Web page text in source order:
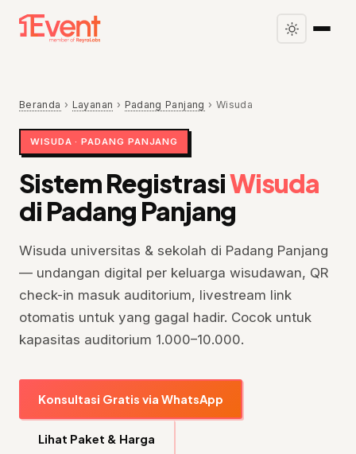
Beranda › Layanan › Padang Panjang › Wisuda
WISUDA · PADANG PANJANG
Sistem RegistrasiWisuda
di Padang Panjang
Wisuda universitas & sekolah di Padang Panjang
— undangan digital per keluarga wisudawan, QR
check-in masuk auditorium, livestream link
otomatis untuk yang gagal hadir. Cocok untuk
kapasitas auditorium 1.000–10.000.
Konsultasi Gratis via WhatsApp
Lihat Paket & Harga